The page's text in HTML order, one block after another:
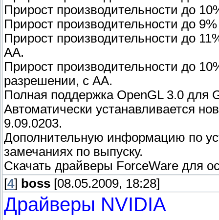
Прирост производительности до
Прирост производительности до
Прирост производительности до
AA.
Прирост производительности до
разрешении, с AA.
Полная поддержка OpenGL 3.0 для
Автоматически устанавливается
9.09.0203.
Дополнительную информацию по
замечаниях по выпуску.
Скачать драйверы ForceWare для
[4] boss [08.05.2009, 18:28]
Драйверы NVIDIA